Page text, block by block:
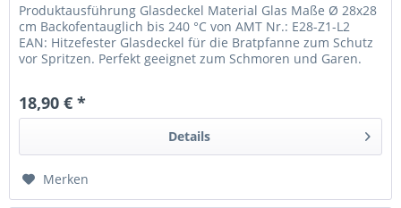
Produktausführung Glasdeckel Material Glas Maße Ø 28x28
cm Backofentauglich bis 240 °C von AMT Nr.: E28-Z1-L2
EAN: Hitzefester Glasdeckel für die Bratpfanne zum Schutz
vor Spritzen. Perfekt geeignet zum Schmoren und Garen.
18,90 € *
Details
Merken